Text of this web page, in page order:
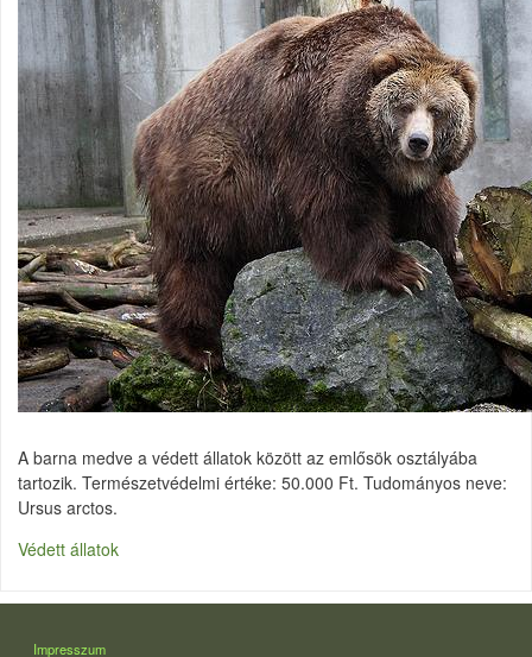
A barna medve a védett állatok között az emlősök osztályába
tartozik. Természetvédelmi értéke: 50.000 Ft. Tudományos neve:
Ursus arctos.
Védett állatok
LÁBLÉC
Impresszum